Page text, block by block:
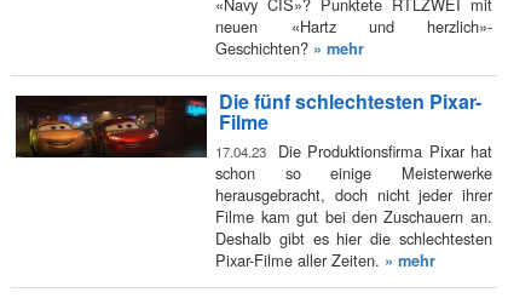
neuen «Hartz und herzlich»-
Geschichten? » mehr
Die fünf schlechtesten Pixar-
Filme
17.04.23
Die Produktionsfirma Pixar hat
schon so einige Meisterwerke
herausgebracht, doch nicht jeder ihrer
Filme kam gut bei den Zuschauern an.
Deshalb gibt es hier die schlechtesten
Pixar-Filme aller Zeiten. » mehr